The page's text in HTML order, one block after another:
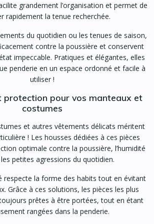
grandement l’organisation et permet de
rapidement la tenue recherchée.
du quotidien ou les tenues de saison,
contre la poussière et conservent
impeccable. Pratiques et élégantes, elles
penderie en un espace ordonné et facile à
utiliser !
protection pour vos manteaux et
costumes
et autres vêtements délicats méritent
! Les housses dédiées à ces pièces
optimale contre la poussière, l’humidité
petites agressions du quotidien.
respecte la forme des habits tout en évitant
Grâce à ces solutions, les pièces les plus
prêtes à être portées, tout en étant
rangées dans la penderie.